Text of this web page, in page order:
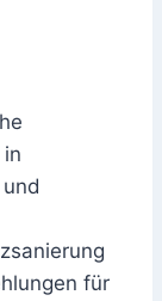
für